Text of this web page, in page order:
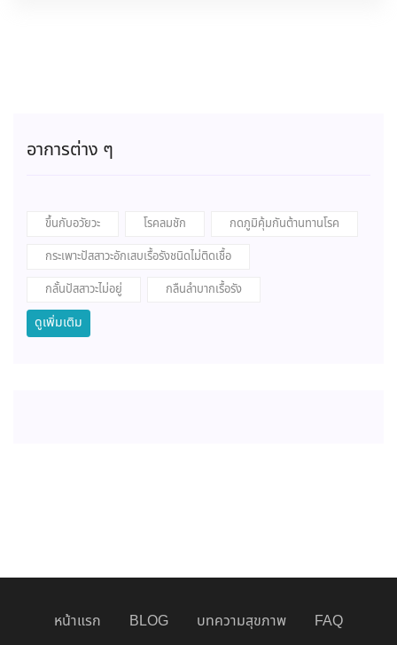
อาการต่าง ๆ
ขึ้นกับอวัยวะ โรคลมชัก
กดภูมิคุ้มกันต้านทานโรค
กระเพาะปัสสาวะอักเสบเรื้อรังชนิดไม่ติดเชื้อ
กลั้นปัสสาวะไม่อยู่
กลืนลำบากเรื้อรัง
ดูเพิ่มเติม
หน้าแรก BLOG บทความสุขภาพ FAQ